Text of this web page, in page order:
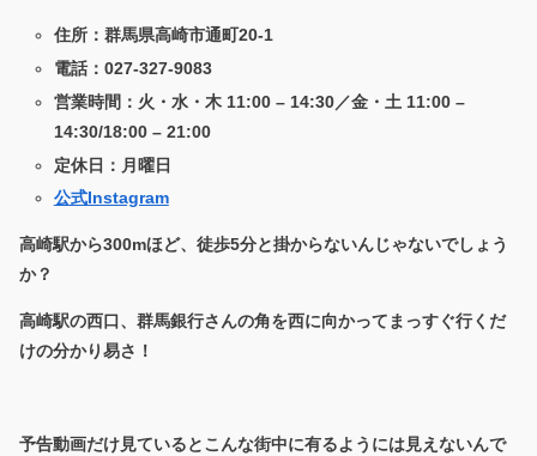
住所：群馬県高崎市通町20-1
電話： 027-327-9083
営業時間：火・水・木 11:00 – 14:30／金・土 11:00 –
14:30/18:00 – 21:00
定休日：月曜日
公式Instagram
高崎駅から300mほど、徒歩5分と掛からないんじゃないでしょう
か？
高崎駅の西口、群馬銀行さんの角を西に向かってまっすぐ行くだ
けの分かり易さ！
予告動画だけ見ているとこんな街中に有るようには見えないんで